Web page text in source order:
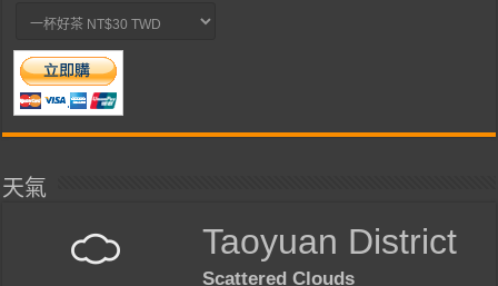
天氣
Taoyuan District
Scattered Clouds